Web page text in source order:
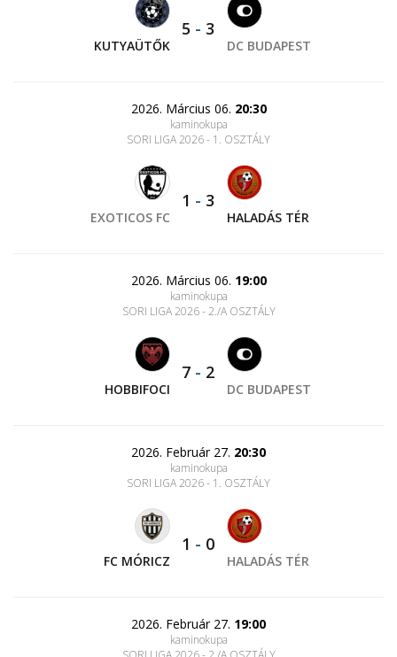
KUTYAÜTŐK
5 - 3
DC BUDAPEST
2026. Március 06. 20:30
kaminokupa
SORI LIGA 2026 - 1. OSZTÁLY
EXOTICOS FC
1 - 3
HALADÁS TÉR
2026. Március 06. 19:00
kaminokupa
SORI LIGA 2026 - 2./A OSZTÁLY
HOBBIFOCI
7 - 2
DC BUDAPEST
2026. Február 27. 20:30
kaminokupa
SORI LIGA 2026 - 1. OSZTÁLY
FC MÓRICZ
1 - 0
HALADÁS TÉR
2026. Február 27. 19:00
kaminokupa